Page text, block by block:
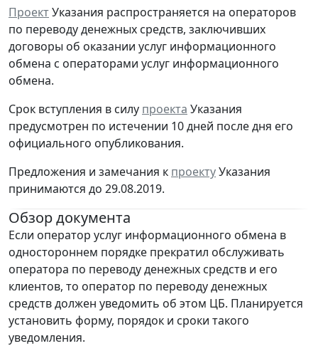
ПроектУказания распространяется на операторов
по переводу денежных средств, заключивших
договоры об оказании услуг информационного
обмена с операторами услуг информационного
обмена.
Срок вступления в силу проекта Указания
предусмотрен по истечении 10 дней после дня его
официального опубликования.
Предложения и замечания к проектуУказания
принимаются до 29.08.2019.
Обзор документа
Если оператор услуг информационного обмена в
одностороннем порядке прекратил обслуживать
оператора по переводу денежных средств и его
клиентов, то оператор по переводу денежных
средств должен уведомить об этом ЦБ. Планируется
установить форму, порядок и сроки такого
уведомления.